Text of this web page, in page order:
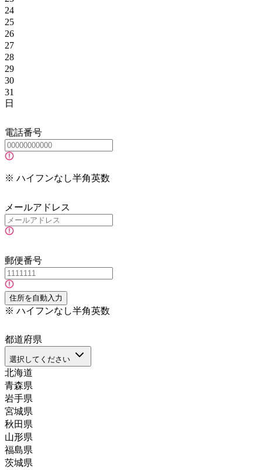
24
25
26
27
28
29
30
31
日
電話番号
※ ハイフンなし半角英数
メールアドレス
郵便番号
住所を自動入力
※ ハイフンなし半角英数
都道府県
選択してください
北海道
青森県
岩手県
宮城県
秋田県
山形県
福島県
茨城県